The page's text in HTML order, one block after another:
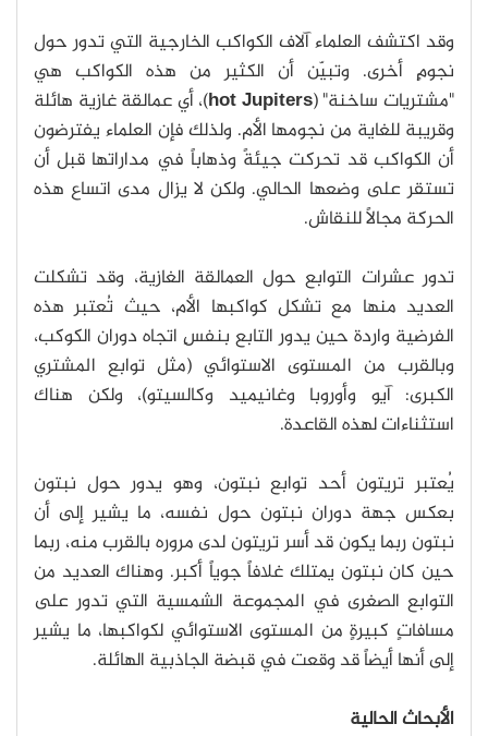
وقد اكتشف العلماء آلاف الكواكب الخارجية التي تدور حول
نجومٍ أخرى. وتبيّن أن الكثير من هذه الكواكب هي
"مشتريات ساخنة" (hot Jupiters)، أي عمالقة غازية هائلة
وقريبة للغاية من نجومها الأم. ولذلك فإن العلماء يفترضون
أن الكواكب قد تحركت جيئةً وذهاباً في مداراتها قبل أن
تستقر على وضعها الحالي. ولكن لا يزال مدى اتساع هذه
الحركة مجالاً للنقاش.
تدور عشرات التوابع حول العمالقة الغازية، وقد تشكلت
العديد منها مع تشكل كواكبها الأم، حيث تُعتبر هذه
الفرضية واردة حين يدور التابع بنفسِ اتجاه دوران الكوكب،
وبالقرب من المستوى الاستوائي (مثل توابع المشتري
الكبرى: آيو وأوروبا وغانيميد وكالسيتو)، ولكن هناك
استثناءات لهذه القاعدة.
يُعتبر تريتون أحد توابع نبتون، وهو يدور حول نبتون
بعكس جهة دوران نبتون حول نفسه، ما يشير إلى أن
نبتون ربما يكون قد أسر تريتون لدى مروره بالقرب منه، ربما
حين كان نبتون يمتلك غلافاً جوياً أكبر. وهناك العديد من
التوابع الصغرى في المجموعة الشمسية التي تدور على
مسافاتٍ كبيرةٍ من المستوى الاستوائي لكواكبها، ما يشير
إلى أنها أيضاً قد وقعت في قبضة الجاذبية الهائلة.
الأبحاث الحالية